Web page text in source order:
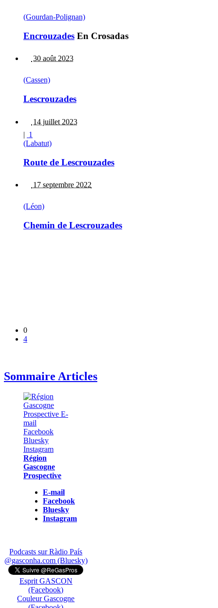
(Gourdan-Polignan)
Encrouzades En Crosadas
30 août 2023
(Cassen)
Lescrouzades
14 juillet 2023
| 1
(Labatut)
Route de Lescrouzades
17 septembre 2022
(Léon)
Chemin de Lescrouzades
0
4
Sommaire Articles
Région
Gascogne
Prospective
E-mail
Facebook
Bluesky
Instagram
Podcasts sur Ràdio País
@gasconha.com (Bluesky)
Esprit GASCON
(Facebook)
Couleur Gascogne